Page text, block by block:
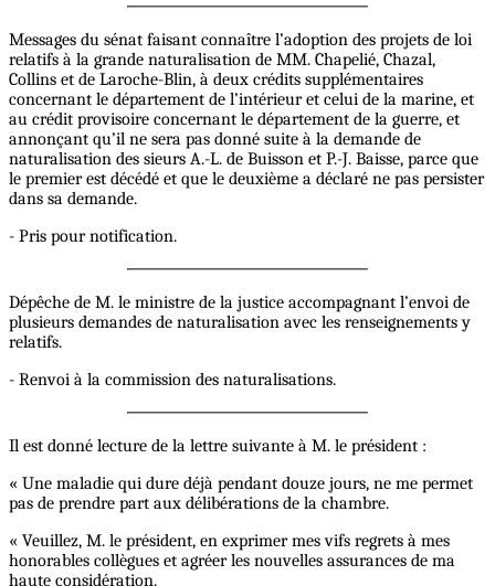
Messages du sénat faisant connaître l’adoption des projets de loi
relatifs à la grande naturalisation de MM. Chapelié, Chazal,
Collins et de Laroche-Blin, à deux crédits supplémentaires
concernant le département de l’intérieur et celui de la marine, et
au crédit provisoire concernant le département de la guerre, et
annonçant qu’il ne sera pas donné suite à la demande de
naturalisation des sieurs A.-L. de Buisson et P.-J. Baisse, parce que
le premier est décédé et que le deuxième a déclaré ne pas persister
dans sa demande.
- Pris pour notification.
Dépêche de M. le ministre de la justice accompagnant l’envoi de
plusieurs demandes de naturalisation avec les renseignements y
relatifs.
- Renvoi à la commission des naturalisations.
Il est donné lecture de la lettre suivante à M. le président :
« Une maladie qui dure déjà pendant douze jours, ne me permet
pas de prendre part aux délibérations de la chambre.
« Veuillez, M. le président, en exprimer mes vifs regrets à mes
honorables collègues et agréer les nouvelles assurances de ma
haute considération.